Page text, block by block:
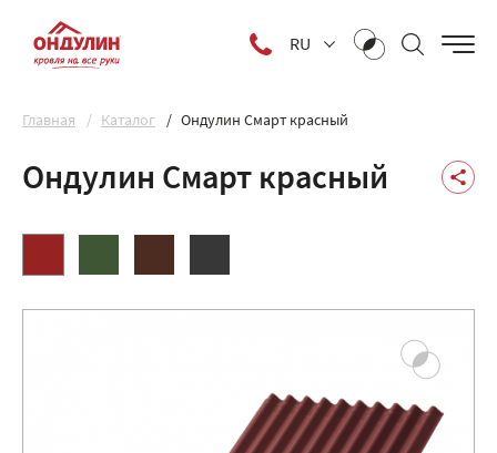
RU
Главная Каталог Ондулин Смарт красный
Ондулин Смарт красный